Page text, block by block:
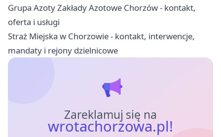
Grupa Azoty Zakłady Azotowe Chorzów - kontakt,
oferta i usługi
Straż Miejska w Chorzowie - kontakt, interwencje,
mandaty i rejony dzielnicowe
Zareklamuj się na
wrotachorzowa.pl!